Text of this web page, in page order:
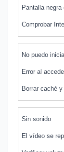
Pantalla
Comprobar
No puedo
Error al
Borrar caché
Sin sonido
El vídeo se